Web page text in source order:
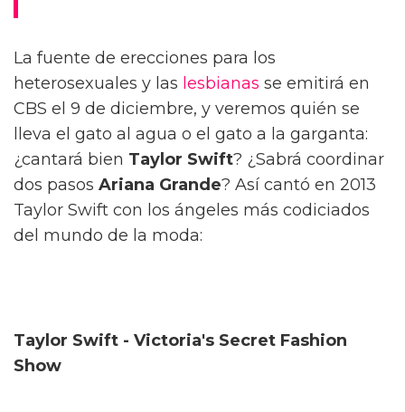
La fuente de erecciones para los
heterosexuales y las lesbianas se emitirá en
CBS el 9 de diciembre, y veremos quién se
lleva el gato al agua o el gato a la garganta:
¿cantará bien Taylor Swift? ¿Sabrá coordinar
dos pasos Ariana Grande? Así cantó en 2013
Taylor Swift con los ángeles más codiciados
del mundo de la moda:
Taylor Swift - Victoria's Secret Fashion
Show